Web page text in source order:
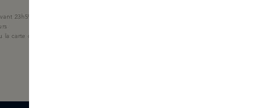
23h59, livré demain
la carte cadeau Skins